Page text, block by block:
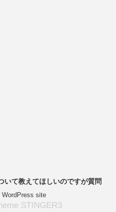
いて教えてほしいのですが質問
site
STINGER3